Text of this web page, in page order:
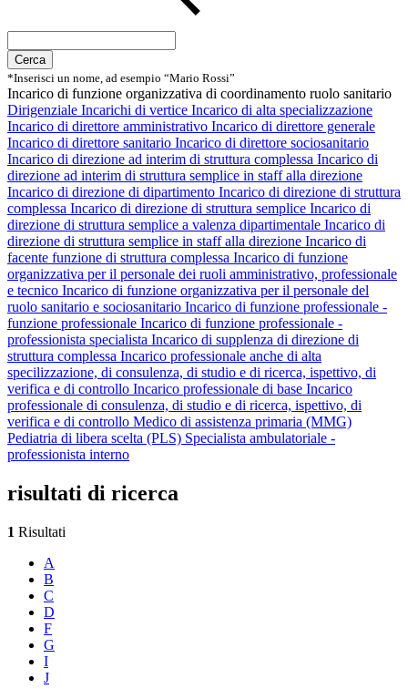
Cerca
*Inserisci un nome, ad esempio “Mario Rossi”
Incarico di funzione organizzativa di coordinamento ruolo sanitario
Dirigenziale Incarichi di vertice Incarico di alta specializzazione
Incarico di direttore amministrativo Incarico di direttore generale
Incarico di direttore sanitario Incarico di direttore sociosanitario
Incarico di direzione ad interim di struttura complessa Incarico di
direzione ad interim di struttura semplice in staff alla direzione
Incarico di direzione di dipartimento Incarico di direzione di struttura
complessa Incarico di direzione di struttura semplice Incarico di
direzione di struttura semplice a valenza dipartimentale Incarico di
direzione di struttura semplice in staff alla direzione Incarico di
facente funzione di struttura complessa Incarico di funzione
organizzativa per il personale dei ruoli amministrativo, professionale
e tecnico Incarico di funzione organizzativa per il personale del
ruolo sanitario e sociosanitario Incarico di funzione professionale -
funzione professionale Incarico di funzione professionale -
professionista specialista Incarico di supplenza di direzione di
struttura complessa Incarico professionale anche di alta
specilizzazione, di consulenza, di studio e di ricerca, ispettivo, di
verifica e di controllo Incarico professionale di base Incarico
professionale di consulenza, di studio e di ricerca, ispettivo, di
verifica e di controllo Medico di assistenza primaria (MMG)
Pediatria di libera scelta (PLS) Specialista ambulatoriale -
professionista interno
risultati di ricerca
1 Risultati
A
B
C
D
F
G
I
J